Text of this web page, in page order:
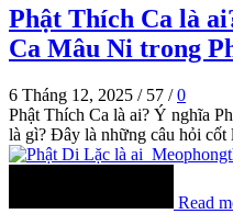
Phật Thích Ca là
Ca Mâu Ni trong
6 Tháng 12, 2025 / 57 / 0
Phật Thích Ca là ai? Ý nghĩa
là gì? Đây là những câu hỏi cốt
Read